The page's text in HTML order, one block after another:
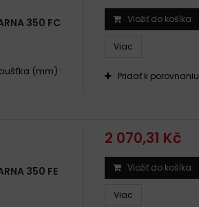
350 FC
(mm) :
Vložiť do košíka
Viac
Pridať k porovnaniu
350 FE
2 070,31 Kč
Vložiť do košíka
Viac